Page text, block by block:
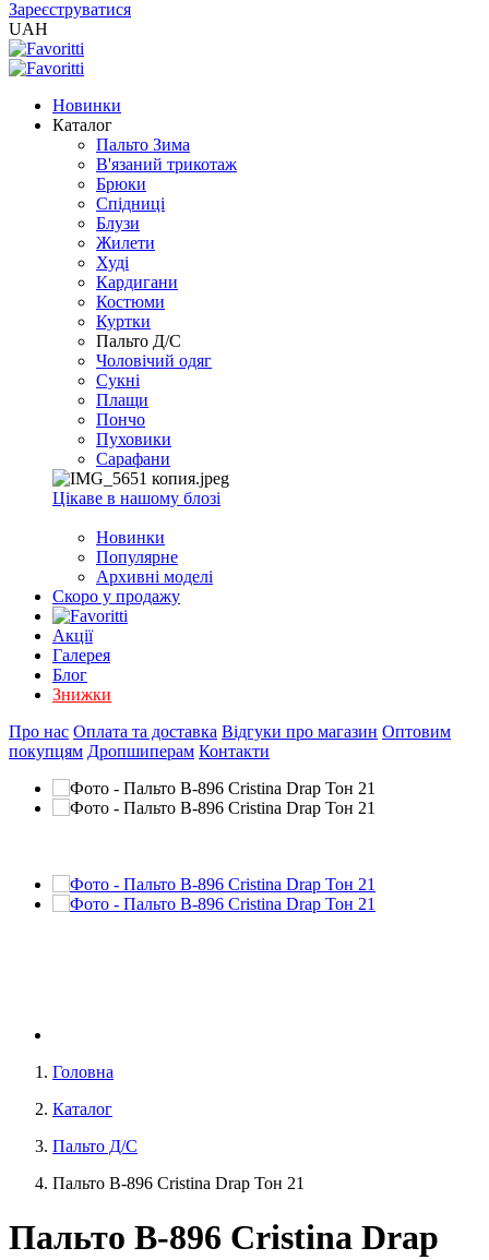
Зареєструватися
UAH
Новинки
Каталог
Пальто Зима
В'язаний трикотаж
Брюки
Спідниці
Блузи
Жилети
Худі
Кардигани
Костюми
Куртки
Пальто Д/С
Чоловічий одяг
Сукні
Плащи
Пончо
Пуховики
Сарафани
Цікаве в нашому блозі
Новинки
Популярне
Архивні моделі
Скоро у продажу
Акції
Галерея
Блог
Знижки
Про нас Оплата та доставка Відгуки про магазин Оптовим
покупцям Дропшиперам Контакти
Головна
Каталог
Пальто Д/С
Пальто В-896 Cristina Drap Тон 21
Пальто В-896 Cristina Drap
EXCEL
2005
(Опт)
XLSX